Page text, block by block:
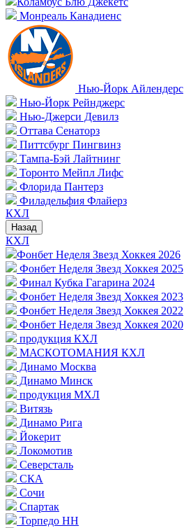
Монреаль Канадиенс
Нью-Йорк Айлендерс
Нью-Йорк Рейнджерс
Нью-Джерси Девилз
Оттава Сенаторз
Питтсбург Пингвинз
Тампа-Бэй Лайтнинг
Торонто Мейпл Лифс
Флорида Пантерз
Филадельфия Флайерз
КХЛ
Назад
КХЛ
Фонбет Неделя Звезд Хоккея 2026
Фонбет Неделя Звезд Хоккея 2025
Финал Кубка Гагарина 2024
Фонбет Неделя Звезд Хоккея 2023
Фонбет Неделя Звезд Хоккея 2022
Фонбет Неделя Звезд Хоккея 2020
продукция КХЛ
МАСКОТОМАНИЯ КХЛ
Динамо Москва
Динамо Минск
продукция МХЛ
Витязь
Динамо Рига
Йокерит
Локомотив
Северсталь
СКА
Сочи
Спартак
Торпедо НН